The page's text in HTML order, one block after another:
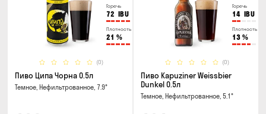
Горечь
72 IBU
Плотность
21 %
(0)
Пиво Ципа Чорна 0.5л
Темное, Нефильтрованное, 7.9°
Горечь
14 IBU
Плотность
13 %
(0)
Пиво Kapuziner Weissbier
Dunkel 0.5л
Темное, Нефильтрованное, 5.1°